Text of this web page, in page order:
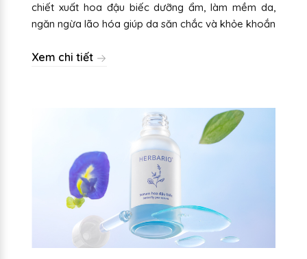
chiết xuất hoa đậu biếc dưỡng ẩm, làm mềm da,
ngăn ngừa lão hóa giúp da săn chắc và khỏe khoắn
Xem chi tiết